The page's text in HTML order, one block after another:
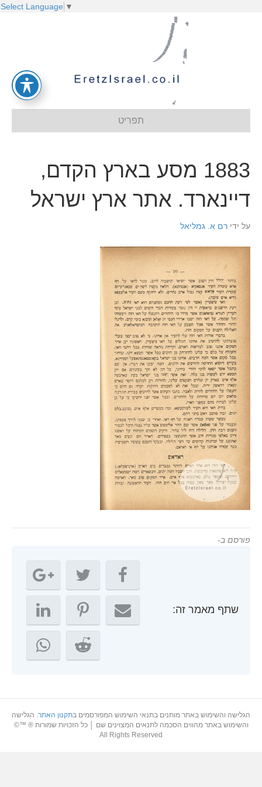
Select Language ▼
תפריט
1883 מסע בארץ הקדם,
דיינארד. אתר ארץ ישראל
על ידי רם א. גמליאל
פורסם ב-
שתף מאמר זה:
הגלישה והשימוש באתר מותנים בתנאי השימוש המפורסמים בתקנון האתר. הגלישה
והשימוש באתר מהווים הסכמה לתנאים המצוינים שם │ כל הזכויות שמורות ® ™©
All Rights Reserved